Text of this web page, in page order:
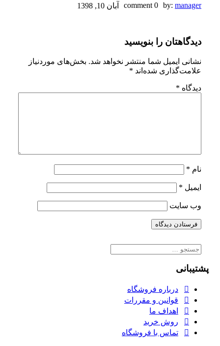
E9ABA6AA-
4D26-
956E-
A34A543B4E7B
by:manager
0 comment آبان 10, 1398
دیدگاهتان را بنویسید
نشانی ایمیل شما منتشر نخواهد شد. بخش‌های موردنیاز
علامت‌گذاری شده‌اند*
دیدگاه*
*
ایمیل*
وب‌ سایت
جستجو
پشتیبانی
درباره فروشگاه
قوانین و مقررات
اهداف ما
روش خرید
تماس با فروشگاه